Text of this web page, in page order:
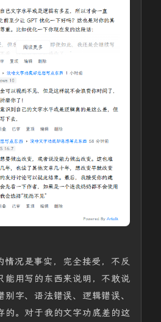
情况是事实，完全接受，不反
能用写的东西来说明，不敢说
字、语法错误、逻辑错误、
的。对于我的文字功底差的这